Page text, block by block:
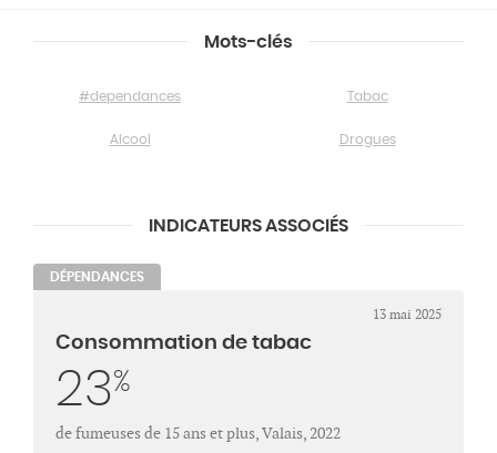
Mots-clés
#dependances Tabac
Alcool Drogues
INDICATEURS ASSOCIÉS
DÉPENDANCES
13 mai 2025
Consommation de tabac
23%
de fumeuses de 15 ans et plus, Valais, 2022